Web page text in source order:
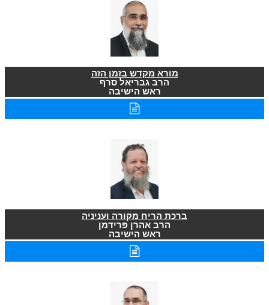
מורא מקדש בזמן הזה
הרב גבריאל סרף
ראש הישיבה
ברכת הריח מקורה ועניניה
הרב אהרן פרידמן
ראש הישיבה